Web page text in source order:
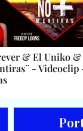
& El Uniko
-